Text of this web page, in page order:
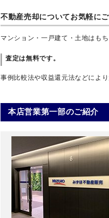
不動産売却についてお気軽にご
マンション・一戸建て・土地はも
査定は無料です。
事例比較法や収益還元法などによ
本店営業第一部のご紹介